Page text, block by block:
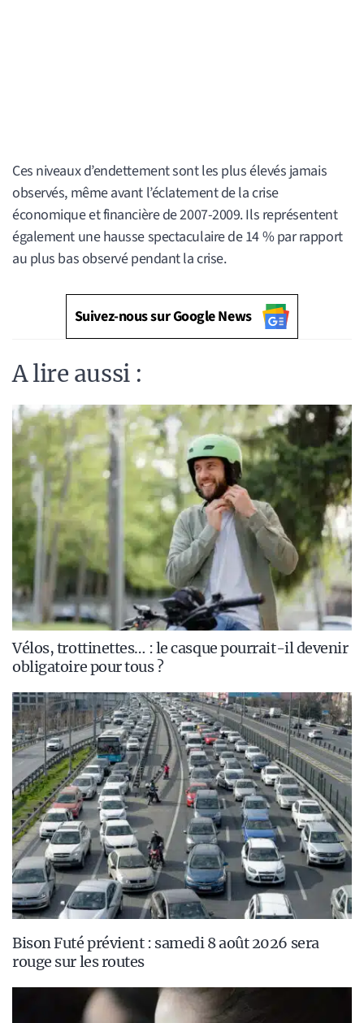
Ces niveaux d’endettement sont les plus élevés jamais
observés, même avant l’éclatement de la crise
économique et financière de 2007-2009. Ils représentent
également une hausse spectaculaire de 14 % par rapport
au plus bas observé pendant la crise.
Suivez-nous sur Google News
A lire aussi :
Vélos, trottinettes… : le casque pourrait-il devenir
obligatoire pour tous ?
Bison Futé prévient : samedi 8 août 2026 sera
rouge sur les routes